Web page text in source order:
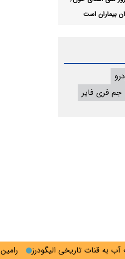
رامین قنات تاریخی الیگودرز
بیماران است
جم فری فایر